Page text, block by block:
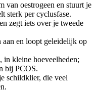
van oestrogeen en stuurt je
sterk per cyclusfase.
zegt iets over je tweede
en loopt geleidelijk op
in kleine hoeveelheden;
bij PCOS.
schildklier, die veel